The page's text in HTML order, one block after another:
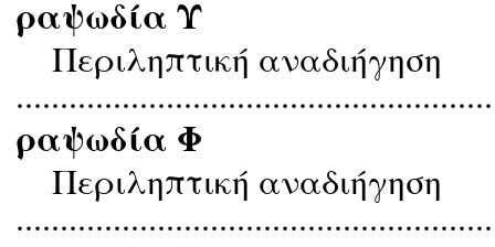
ραψωδία Υ
Περιληπτική αναδιήγηση
ραψωδία Φ
Περιληπτική αναδιήγηση